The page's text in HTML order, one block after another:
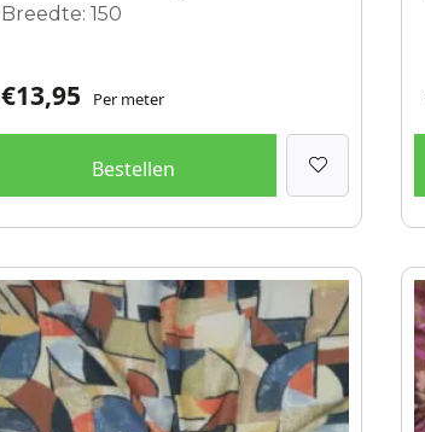
Breedte: 150
€13,95 Per meter
Bestellen